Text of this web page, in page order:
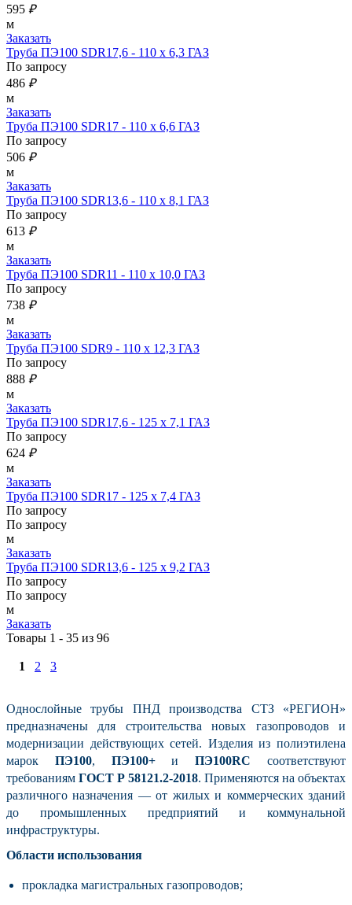
595 ₽
м
Заказать
Труба ПЭ100 SDR17,6 - 110 х 6,3 ГАЗ
По запросу
486 ₽
м
Заказать
Труба ПЭ100 SDR17 - 110 х 6,6 ГАЗ
По запросу
506 ₽
м
Заказать
Труба ПЭ100 SDR13,6 - 110 х 8,1 ГАЗ
По запросу
613 ₽
м
Заказать
Труба ПЭ100 SDR11 - 110 х 10,0 ГАЗ
По запросу
738 ₽
м
Заказать
Труба ПЭ100 SDR9 - 110 х 12,3 ГАЗ
По запросу
888 ₽
м
Заказать
Труба ПЭ100 SDR17,6 - 125 х 7,1 ГАЗ
По запросу
624 ₽
м
Заказать
Труба ПЭ100 SDR17 - 125 х 7,4 ГАЗ
По запросу
По запросу
м
Заказать
Труба ПЭ100 SDR13,6 - 125 х 9,2 ГАЗ
По запросу
По запросу
м
Заказать
Товары 1 - 35 из 96
1 2 3
Однослойные трубы ПНД производства СТЗ «РЕГИОН»
предназначены для строительства новых газопроводов и
модернизации действующих сетей. Изделия из полиэтилена
марок ПЭ100, ПЭ100+иПЭ100RC соответствуют
требованиям ГОСТ Р 58121.2-2018. Применяются на объектах
различного назначения — от жилых и коммерческих зданий
до промышленных предприятий и коммунальной
инфраструктуры.
Области использования
прокладка магистральных газопроводов;